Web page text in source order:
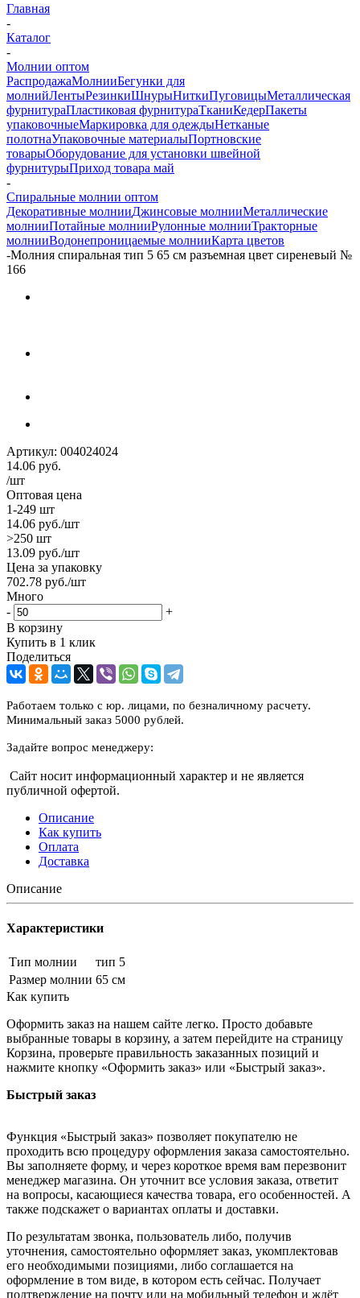
Главная
-
Каталог
-
Молнии оптом
РаспродажаМолнииБегунки для
молнийЛентыРезинкиШнурыНиткиПуговицыМеталлическая
фурнитураПластиковая фурнитураТканиКедерПакеты
упаковочныеМаркировка для одеждыНетканые
полотнаУпаковочные материалыПортновские
товарыОборудование для установки швейной
фурнитурыПриход товара май
-
Спиральные молнии оптом
Декоративные молнииДжинсовые молнииМеталлические
молнииПотайные молнииРулонные молнииТракторные
молнииВодонепроницаемые молнииКарта цветов
-Молния спиральная тип 5 65 см разъемная цвет сиреневый №
166
Артикул: 004024024
14.06 руб.
/шт
Оптовая цена
1-249 шт
14.06 руб./шт
>250 шт
13.09 руб./шт
Цена за упаковку
702.78 руб./шт
Много
-
+
В корзину
Купить в 1 клик
Поделиться
Работаем только с юр. лицами, по безналичному расчету.
Минимальный заказ 5000 рублей.
Задайте вопрос менеджеру:
Сайт носит информационный характер и не является
публичной офертой.
Описание
Как купить
Оплата
Доставка
Описание
Характеристики
Тип молнии
тип 5
Размер молнии 65 см
Как купить
Оформить заказ на нашем сайте легко. Просто добавьте
выбранные товары в корзину, а затем перейдите на страницу
Корзина, проверьте правильность заказанных позиций и
нажмите кнопку «Оформить заказ» или «Быстрый заказ».
Быстрый заказ
Функция «Быстрый заказ» позволяет покупателю не
проходить всю процедуру оформления заказа самостоятельно.
Вы заполняете форму, и через короткое время вам перезвонит
менеджер магазина. Он уточнит все условия заказа, ответит
на вопросы, касающиеся качества товара, его особенностей. А
также подскажет о вариантах оплаты и доставки.
По результатам звонка, пользователь либо, получив
уточнения, самостоятельно оформляет заказ, укомплектовав
его необходимыми позициями, либо соглашается на
оформление в том виде, в котором есть сейчас. Получает
подтверждение на почту или на мобильный телефон и ждёт